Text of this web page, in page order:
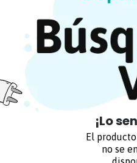
¡Lo
El
no se